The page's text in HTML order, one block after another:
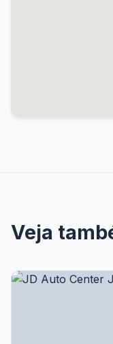
Veja